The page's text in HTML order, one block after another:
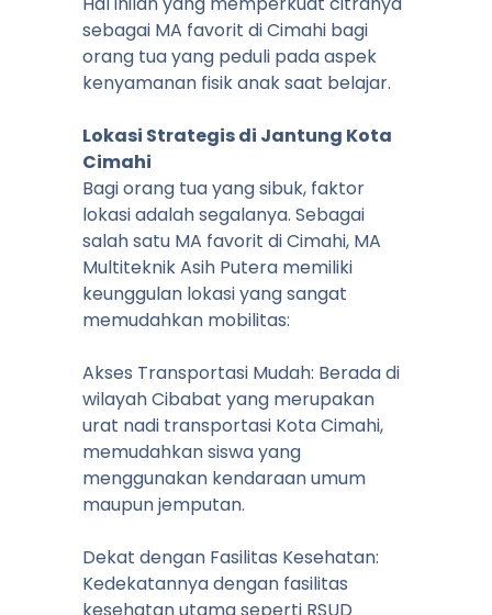
sebagai MA favorit di Cimahi bagi
orang tua yang peduli pada aspek
kenyamanan fisik anak saat belajar.
Lokasi Strategis di Jantung Kota
Cimahi
Bagi orang tua yang sibuk, faktor
lokasi adalah segalanya. Sebagai
salah satu MA favorit di Cimahi, MA
Multiteknik Asih Putera memiliki
keunggulan lokasi yang sangat
memudahkan mobilitas:
Akses Transportasi Mudah: Berada di
wilayah Cibabat yang merupakan
urat nadi transportasi Kota Cimahi,
memudahkan siswa yang
menggunakan kendaraan umum
maupun jemputan.
Dekat dengan Fasilitas Kesehatan:
Kedekatannya dengan fasilitas